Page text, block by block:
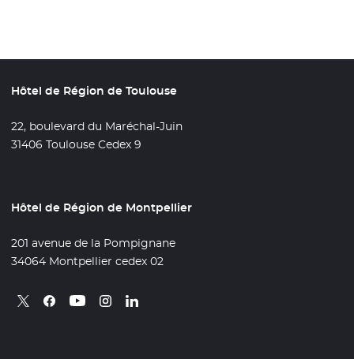
Hôtel de Région de Toulouse
22, boulevard du Maréchal-Juin
31406 Toulouse Cedex 9
Hôtel de Région de Montpellier
201 avenue de la Pompignane
34064 Montpellier cedex 02
Retrouvez nous sur X
- Nouvelle fenêtre
Retrouvez nous sur Facebook
- Nouvelle fenêtre
Retrouvez nous sur Youtube
- Nouvelle fenêtre
Retrouvez nous sur Instagram
- Nouvelle fenêtre
Retrouvez nous sur Linkedin
- Nouvelle fenêtre